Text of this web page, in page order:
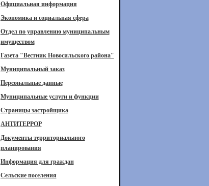
Официальная информация
Экономика и социальная сфера
Отдел по управлению муниципальным
имуществом
Газета "Вестник Новосильского района"
Муниципальный заказ
Персональные данные
Муниципальные услуги и функции
Страницы застройщика
АНТИТЕРРОР
Документы территориального
планирования
Информация для граждан
Сельские поселения